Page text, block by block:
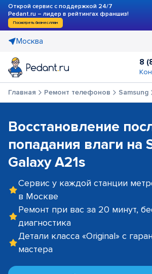
Открой сервис с поддержкой 24/7
Pedant.ru – лидер в рейтингах франшиз!
Посмотреть бизнес-план
Москва
8
Главная Ремонт телефонов Samsung
Восстановление
попадания влаги на
Galaxy A21s
Сервис у каждой станции
в Москве
Ремонт при вас за 20 минут,
диагностика
Детали класса «Original» с
мастера